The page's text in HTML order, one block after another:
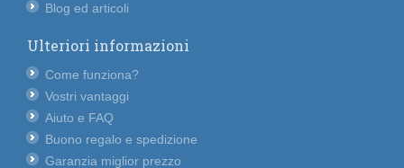
Blog ed articoli
Ulteriori informazioni
Come funziona?
Vostri vantaggi
Aiuto e FAQ
Buono regalo e spedizione
Garanzia miglior prezzo